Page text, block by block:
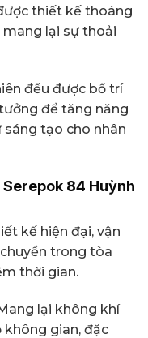
thiết kế thoáng
mang lại sự thoải
đều được bố trí
để tăng năng
sáng tạo cho nhân
84 Huỳnh
kế hiện đại, vận
trong tòa
thời gian.
lại không khí
gian, đặc